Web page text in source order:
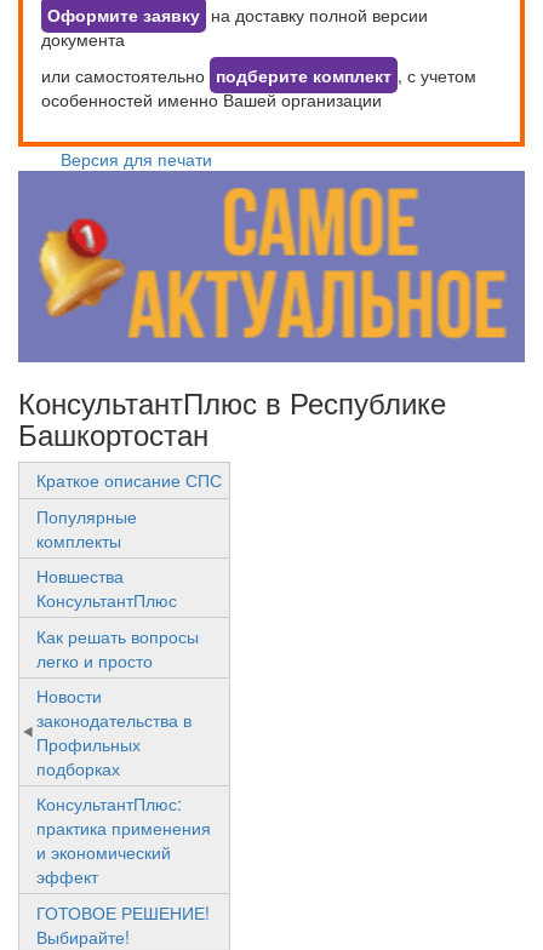
Оформите заявку на доставку полной версии
документа
или самостоятельно подберите комплект , с учетом
особенностей именно Вашей организации
Версия для печати
КонсультантПлюс в Республике
Башкортостан
Краткое описание СПС
Популярные
комплекты
Новшества
КонсультантПлюс
Как решать вопросы
легко и просто
Новости
законодательства в
Профильных
подборках
КонсультантПлюс:
практика применения
и экономический
эффект
ГОТОВОЕ РЕШЕНИЕ!
Выбирайте!